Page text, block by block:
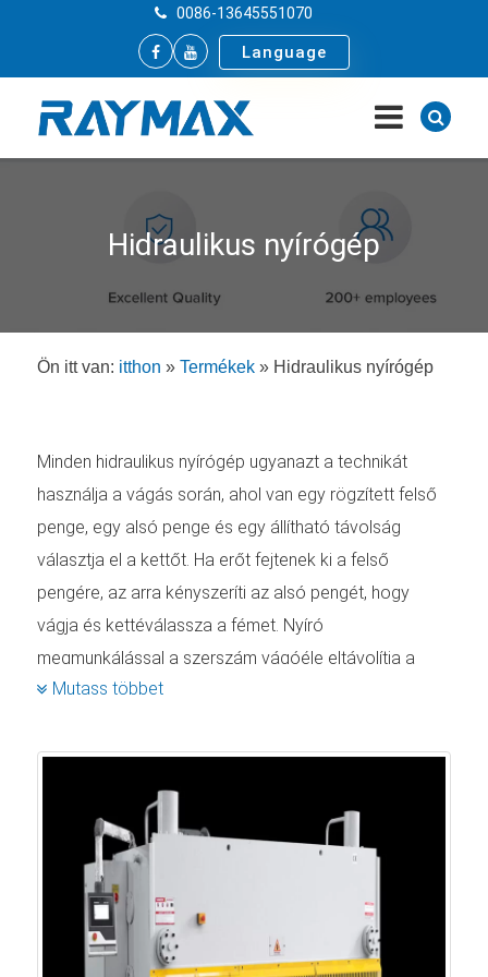
0086-13645551070
Language
Hidraulikus nyírógép
Ön itt van: itthon » Termékek » Hidraulikus nyírógép
Minden hidraulikus nyírógép ugyanazt a technikát
használja a vágás során, ahol van egy rögzített felső
penge, egy alsó penge és egy állítható távolság
választja el a kettőt. Ha erőt fejtenek ki a felső
pengére, az arra kényszeríti az alsó pengét, hogy
vágja és kettéválassza a fémet. Nyíró
megmunkálással a szerszám vágóéle eltávolítja a
fémet a lemezről. Amíg ez megtörténik, maximális
egyszer érinti a fémet.
A hidraulikus nyírógépet évek óta használják ipari
alkalmazásokban. Ezek az eladó hidraulikus ollók
könnyen és pontosan vághatnak és nyírhatnak
sokféle, különböző méretű acélt. Ezeknek a gépeknek
különféle típusai vannak, amelyeket világszerte
használnak. E típusok közé tartozik a lengőgerendás
Mutass többet